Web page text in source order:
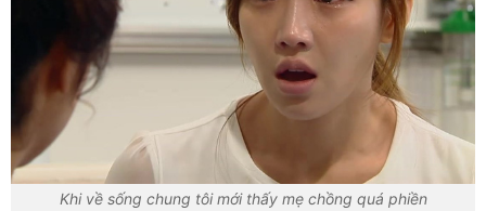
Khi về sống chung tôi mới thấy mẹ chồng quá phiền